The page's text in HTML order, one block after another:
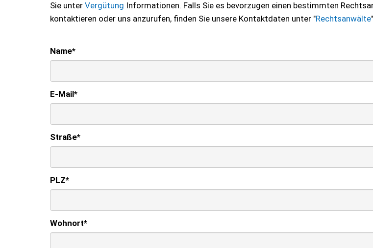
Sie unter Vergütung Informationen. Falls Sie es bevorzugen einen bestimmten
kontaktieren oder uns anzurufen, finden Sie unsere Kontaktdaten unter "Rechtsanwälte
Name*
E-Mail*
Straße*
PLZ*
Wohnort*